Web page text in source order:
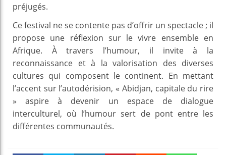
préjugés.
Ce festival ne se contente pas d’offrir un spectacle ; il
propose une réflexion sur le vivre ensemble en
Afrique. À travers l’humour, il invite à la
reconnaissance et à la valorisation des diverses
cultures qui composent le continent. En mettant
l’accent sur l’autodérision, « Abidjan, capitale du rire
» aspire à devenir un espace de dialogue
interculturel, où l’humour sert de pont entre les
différentes communautés.